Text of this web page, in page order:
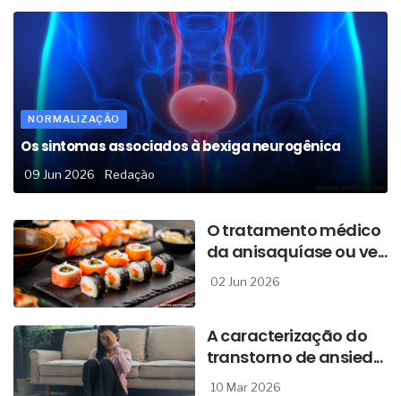
NORMALIZAÇÃO
Os sintomas associados à bexiga neurogênica
09 Jun 2026 Redação
O tratamento médico
da anisaquíase ou ve...
02 Jun 2026
A caracterização do
transtorno de ansied...
10 Mar 2026